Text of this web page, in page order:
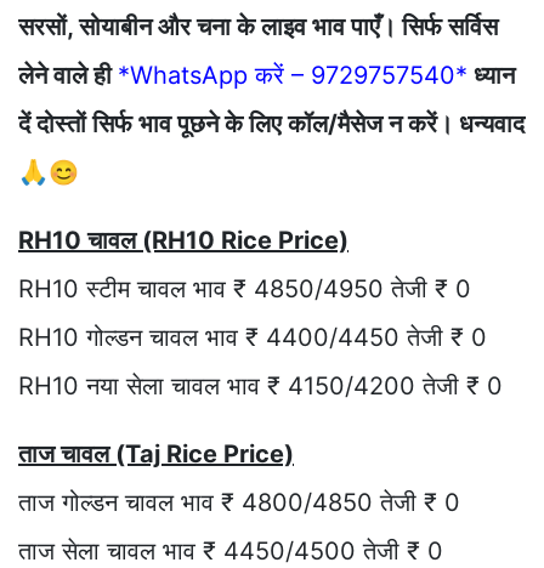
सरसों, सोयाबीन और चना के लाइव भाव पाएँ। सिर्फ सर्विस
लेने वाले ही *WhatsApp करें – 9729757540* ध्यान
दें दोस्तों सिर्फ भाव पूछने के लिए कॉल/मैसेज न करें। धन्यवाद
🙏😊
RH10 चावल (RH10 Rice Price)
RH10 स्टीम चावल भाव ₹ 4850/4950 तेजी ₹ 0
RH10 गोल्डन चावल भाव ₹ 4400/4450 तेजी ₹ 0
RH10 नया सेला चावल भाव ₹ 4150/4200 तेजी ₹ 0
ताज चावल (Taj Rice Price)
ताज गोल्डन चावल भाव ₹ 4800/4850 तेजी ₹ 0
ताज सेला चावल भाव ₹ 4450/4500 तेजी ₹ 0